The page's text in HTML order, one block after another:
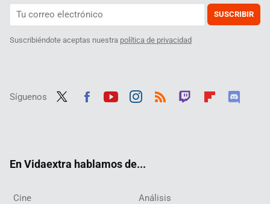
SUSCRIBIR
Suscribiéndote aceptas nuestra política de privacidad
Síguenos
En Vidaextra hablamos de...
Cine Análisis